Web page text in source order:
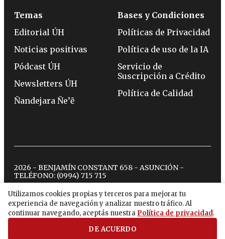
Utilizamos cookies propias y terceros para mejorar tu
experiencia de navegación y analizar nuestro tráfico. Al
continuar navegando, aceptás nuestra Política de privacidad.
DE ACUERDO
Temas
Editorial ÚH
Noticias positivas
Pódcast ÚH
Newsletters ÚH
Ñandejara Ñe’ẽ
Bases y Condiciones
Políticas de Privacidad
Política de uso de la IA
Servicio de
Suscripción a Crédito
Política de Calidad
2026 - BENJAMÍN CONSTANT 658 - ASUNCIÓN -
TELÉFONO: (0994) 715 715
twitterinstagram
facebook
tiktokyoutubespotify